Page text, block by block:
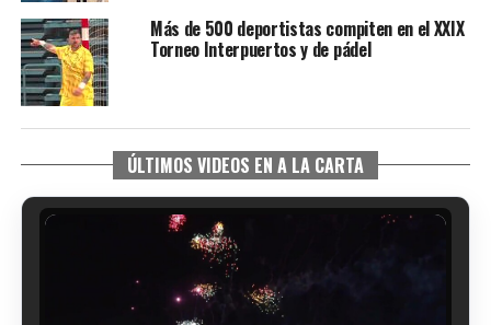
Más de 500 deportistas compiten en el XXIX
Torneo Interpuertos y de pádel
ÚLTIMOS VIDEOS EN A LA CARTA